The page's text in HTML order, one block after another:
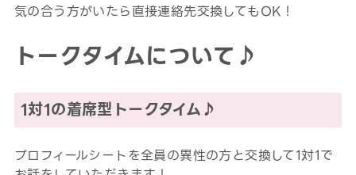
気の合う方がいたら直接連絡先交換してもOK！
トークタイムについて♪
1対1の着席型トークタイム♪
プロフィールシートを全員の異性の方と交換して1対1で